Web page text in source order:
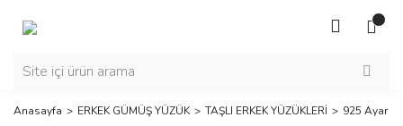
Anasayfa ERKEK GÜMÜŞ YÜZÜK TAŞLI ERKEK YÜZÜKLERİ 925 Ayar